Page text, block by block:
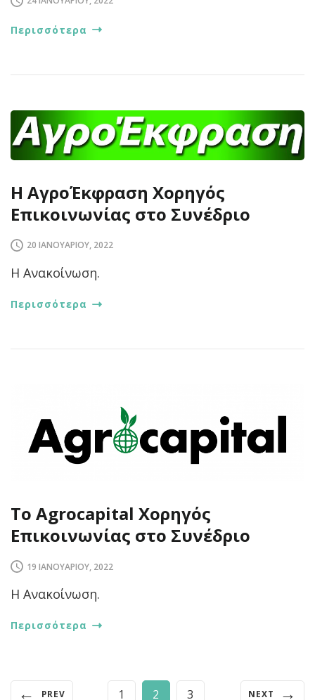
Περισσότερα
Η ΑγροΈκφραση Χορηγός
Επικοινωνίας στο Συνέδριο
20 ΙΑΝΟΥΑΡΊΟΥ, 2022
Η Ανακοίνωση.
Περισσότερα
Το Agrocapital Χορηγός
Επικοινωνίας στο Συνέδριο
19 ΙΑΝΟΥΑΡΊΟΥ, 2022
Η Ανακοίνωση.
Περισσότερα
← PREV Page
1 Page
2 Page
3 NEXT →